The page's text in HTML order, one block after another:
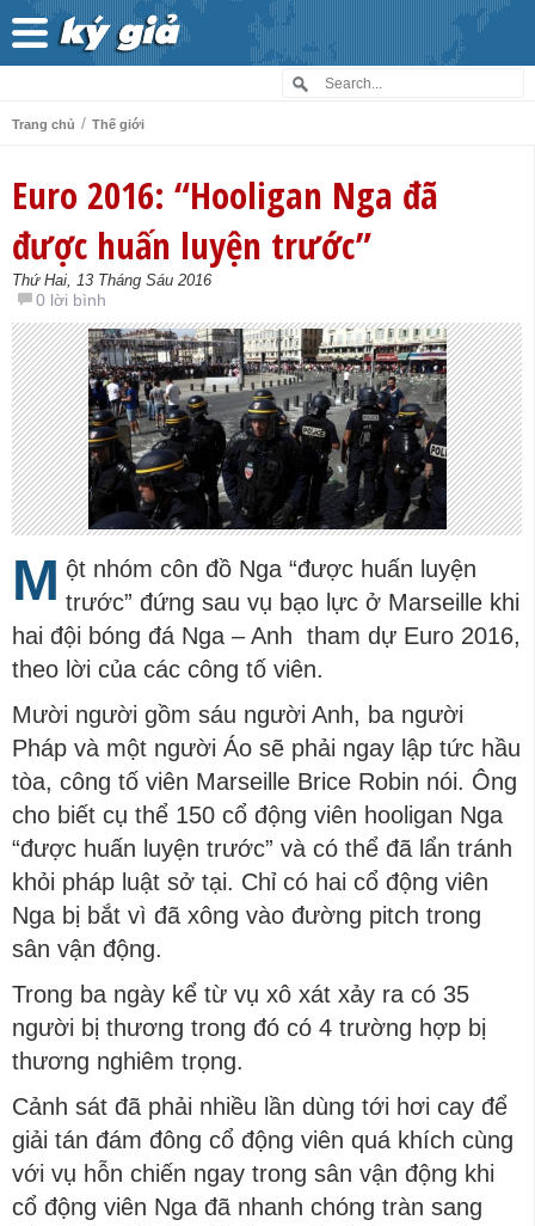
Trang chủ / Thế giới
Euro 2016: “Hooligan Nga đã
được huấn luyện trước”
Thứ Hai, 13 Tháng Sáu 2016
0 lời bình
M ột nhóm côn đồ Nga “được huấn luyện
trước” đứng sau vụ bạo lực ở Marseille khi
hai đội bóng đá Nga – Anh tham dự Euro 2016,
theo lời của các công tố viên.
Mười người gồm sáu người Anh, ba người
Pháp và một người Áo sẽ phải ngay lập tức hầu
tòa, công tố viên Marseille Brice Robin nói. Ông
cho biết cụ thể 150 cổ động viên hooligan Nga
“được huấn luyện trước” và có thể đã lẩn tránh
khỏi pháp luật sở tại. Chỉ có hai cổ động viên
Nga bị bắt vì đã xông vào đường pitch trong
sân vận động.
Trong ba ngày kể từ vụ xô xát xảy ra có 35
người bị thương trong đó có 4 trường hợp bị
thương nghiêm trọng.
Cảnh sát đã phải nhiều lần dùng tới hơi cay để
giải tán đám đông cổ động viên quá khích cùng
với vụ hỗn chiến ngay trong sân vận động khi
cổ động viên Nga đã nhanh chóng tràn sang